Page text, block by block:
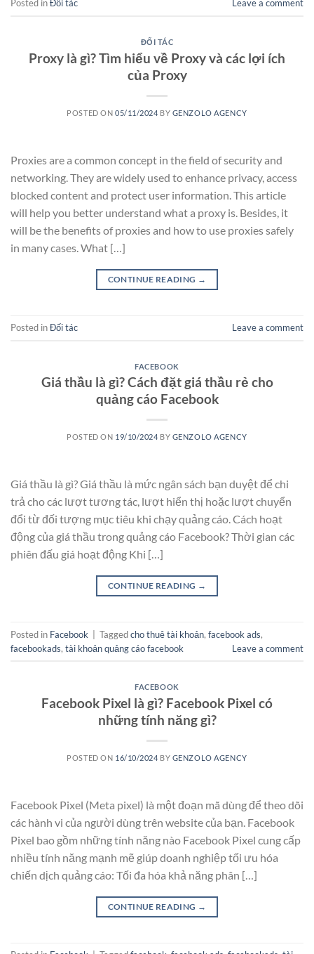
Posted inĐối tác Leave a comment
ĐỐI TÁC
Proxy là gì? Tìm hiểu về Proxy và các lợi ích
của Proxy
POSTED ON 05/11/2024 BY GENZOLO AGENCY
Proxies are a common concept in the field of security and
networking. They are widely used to enhance privacy, access
blocked content and protect user information. This article
will help you better understand what a proxy is. Besides, it
will be the benefits of proxies and how to use proxies safely
in many cases. What […]
CONTINUE READING →
Posted inĐối tác Leave a comment
FACEBOOK
Giá thầu là gì? Cách đặt giá thầu rẻ cho
quảng cáo Facebook
POSTED ON 19/10/2024 BY GENZOLO AGENCY
Giá thầu là gì? Giá thầu là mức ngân sách bạn duyệt để chi
trả cho các lượt tương tác, lượt hiển thị hoặc lượt chuyển
đổi từ đối tượng mục tiêu khi chạy quảng cáo. Cách hoạt
động của giá thầu trong quảng cáo Facebook? Thời gian các
phiên đấu giá hoạt động Khi […]
CONTINUE READING →
Posted in Facebook Taggedcho thuê tài khoản, facebook ads,
facebookads, tài khoản quảng cáo facebook Leave a comment
FACEBOOK
Facebook Pixel là gì? Facebook Pixel có
những tính năng gì?
POSTED ON 16/10/2024 BY GENZOLO AGENCY
Facebook Pixel (Meta pixel) là một đoạn mã dùng để theo dõi
các hành vi của người dùng trên website của bạn. Facebook
Pixel bao gồm những tính năng nào Facebook Pixel cung cấp
nhiều tính năng mạnh mẽ giúp doanh nghiệp tối ưu hóa
chiến dịch quảng cáo: Tối đa hóa khả năng phân […]
CONTINUE READING →